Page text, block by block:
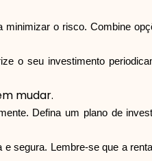
minimizar o risco. Combine
o seu investimento
mudar.
Defina um plano de
segura. Lembre-se que a